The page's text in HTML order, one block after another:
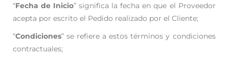
“Fecha de Inicio” significa la fecha en que el Proveedor
acepta por escrito el Pedido realizado por el Cliente;
“Condiciones” se refiere a estos términos y condiciones
contractuales;